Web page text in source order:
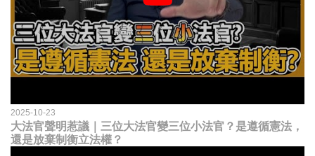
2025-10-23
大法官聲明惹議｜三位大法官變三位小法官？是遵循憲法，
還是放棄制衡立法權？